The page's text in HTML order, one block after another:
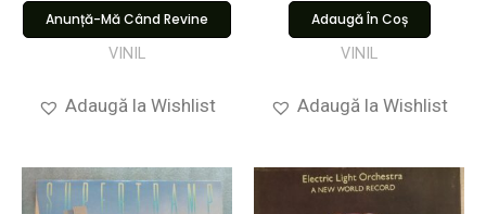
Anunță-Mă Când Revine
VINIL
Adaugă la Wishlist
Adaugă În Coș
VINIL
Adaugă la Wishlist